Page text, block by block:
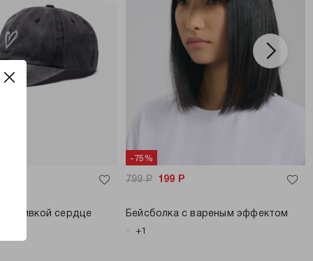
вышивкой сердце
-75%
799Р 199 Р
Бейсболка с вареным эффектом
+1